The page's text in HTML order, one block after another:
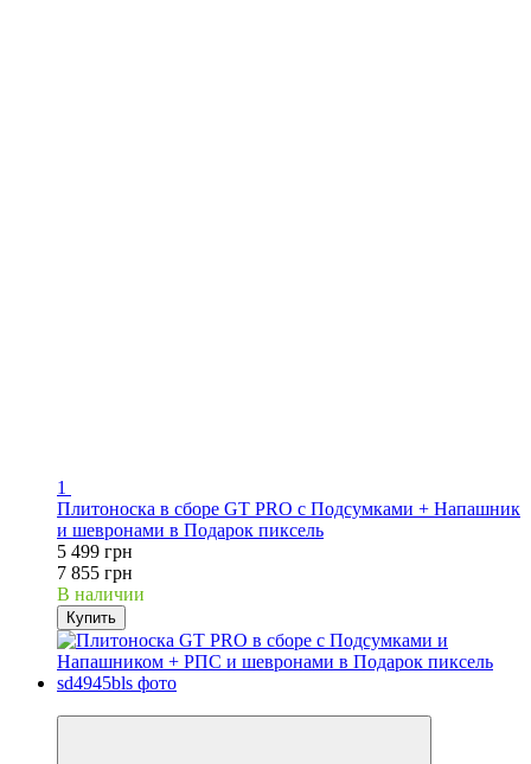
1
Плитоноска в сборе GT PRO с Подсумками + Напашник
и шевронами в Подарок пиксель
5 499 грн
7 855 грн
В наличии
Купить